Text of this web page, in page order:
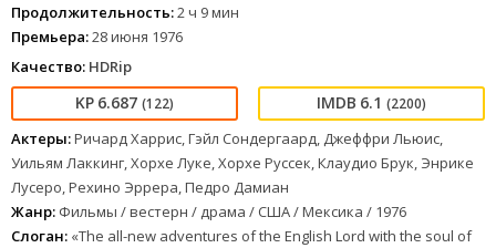
Продолжительность:2 ч 9 мин
Премьера:28 июня 1976
Качество: HDRip
6.687 (122) 6.1 (2200)
Актеры:Ричард Харрис, Гэйл Сондергаард, Джеффри Льюис,
Уильям Лаккинг, Хорхе Луке, Хорхе Руссек, Клаудио Брук, Энрике
Лусеро, Рехино Эррера, Педро Дамиан
Жанр: Фильмы / вестерн / драма / США / Мексика / 1976
Слоган: «The all-new adventures of the English Lord with the soul of